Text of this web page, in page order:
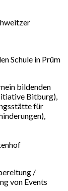
Schule in Prüm
bildenden
Bitburg),
für
/
von Events